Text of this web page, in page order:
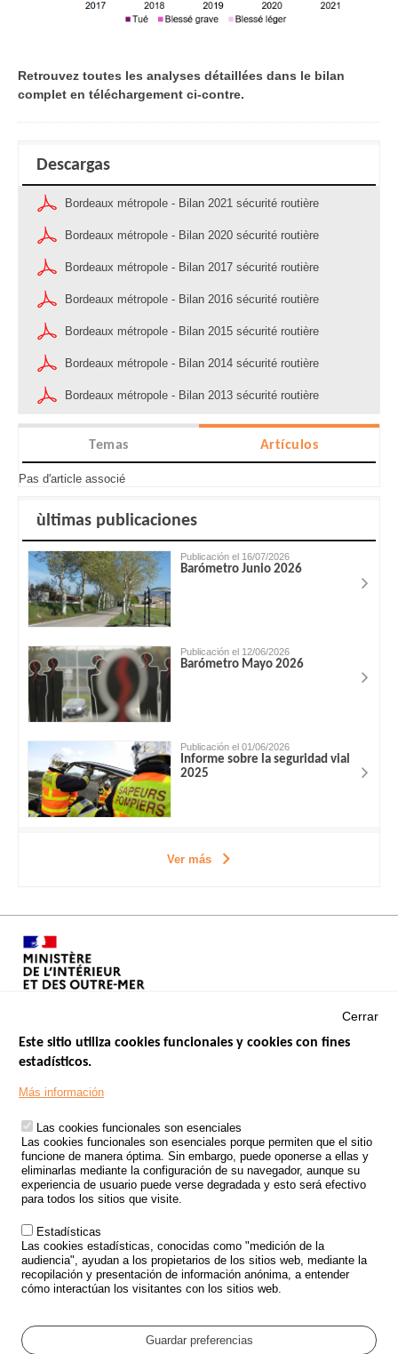
Retrouvez toutes les analyses détaillées dans le bilan
complet en téléchargement ci-contre.
Descargas
Bordeaux métropole - Bilan 2021 sécurité routière
Bordeaux métropole - Bilan 2020 sécurité routière
Bordeaux métropole - Bilan 2017 sécurité routière
Bordeaux métropole - Bilan 2016 sécurité routière
Bordeaux métropole - Bilan 2015 sécurité routière
Bordeaux métropole - Bilan 2014 sécurité routière
Bordeaux métropole - Bilan 2013 sécurité routière
Temas Artículos
Pas d'article associé
ùltimas publicaciones
Publicación el 16/07/2026
Barómetro Junio 2026
Publicación el 12/06/2026
Barómetro Mayo 2026
Publicación el 01/06/2026
Informe sobre la seguridad vial
2025
Ver más
Footer
TRATAMIENTO DE DATOS PERSONALES PROCEDENTES DE
ACCIDENTES DE TRÁFICO
ESTUDIOS
CONVOCATORIA DE PROYECTOS DE ESTUDIOS
POLÍTICA DE SEGURIDAD VIAL
Outils
EVENTOS
GLOSARIO
Cerrar
Este sitio utiliza cookies funcionales y cookies con fines
estadísticos.
Más información
Las cookies funcionales son esenciales
Las cookies funcionales son esenciales porque permiten que el sitio
funcione de manera óptima. Sin embargo, puede oponerse a ellas y
eliminarlas mediante la configuración de su navegador, aunque su
experiencia de usuario puede verse degradada y esto será efectivo
para todos los sitios que visite.
Estadísticas
Las cookies estadísticas, conocidas como "medición de la
audiencia", ayudan a los propietarios de los sitios web, mediante la
recopilación y presentación de información anónima, a entender
cómo interactúan los visitantes con los sitios web.
Guardar preferencias